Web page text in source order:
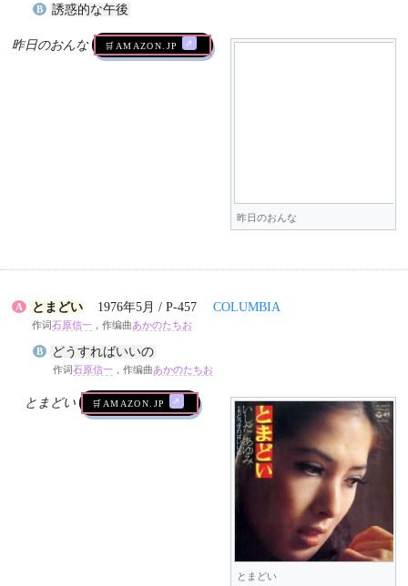
B 誘惑的な午後
昨日のおんな
昨日のおんな
🛒AMAZON.jp
A とまどい 1976年5月 / P-457 COLUMBIA
作词石原信一 ，作编曲あかのたちお
B どうすればいいの
作词石原信一，作编曲あかのたちお
とまどい
とまどい 🛒AMAZON.jp